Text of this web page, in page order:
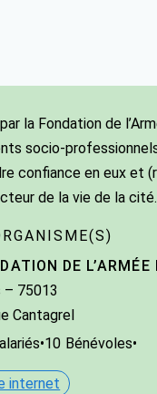
la Fondation de
socio-
confiance en eux et
de la vie de la cité.
DE
– 75013
Cantagrel
•10 Bénévoles•
internet